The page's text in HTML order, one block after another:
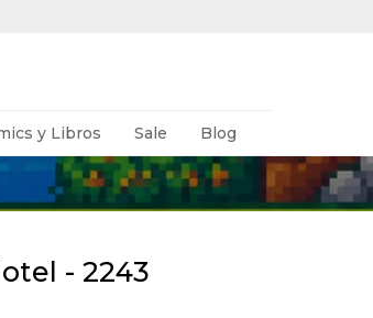
y Libros Sale Blog
- 2243